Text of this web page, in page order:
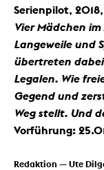
Serienpilot, 2018,
Vier Mädchen im
Langeweile und
übertreten dabei
Legalen. Wie
Gegend und
Weg stellt. Und
Vorführung:
Redaktion — Ute